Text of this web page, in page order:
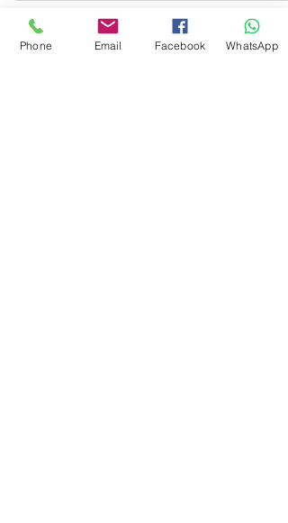
arrecada 428 kits na
campanha Uma Bolsa de
Phone Email Facebook WhatsApp